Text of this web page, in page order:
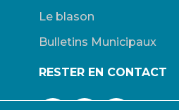
Le blason
Bulletins Municipaux
RESTER EN CONTACT